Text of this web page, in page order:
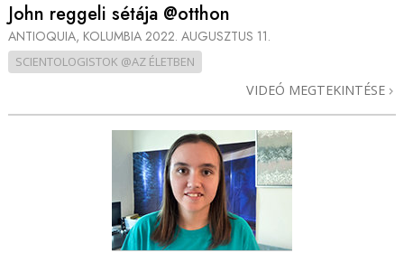
John reggeli sétája @otthon
ANTIOQUIA, KOLUMBIA 2022. AUGUSZTUS 11.
SCIENTOLOGISTOK @AZ ÉLETBEN
VIDEÓ MEGTEKINTÉSE